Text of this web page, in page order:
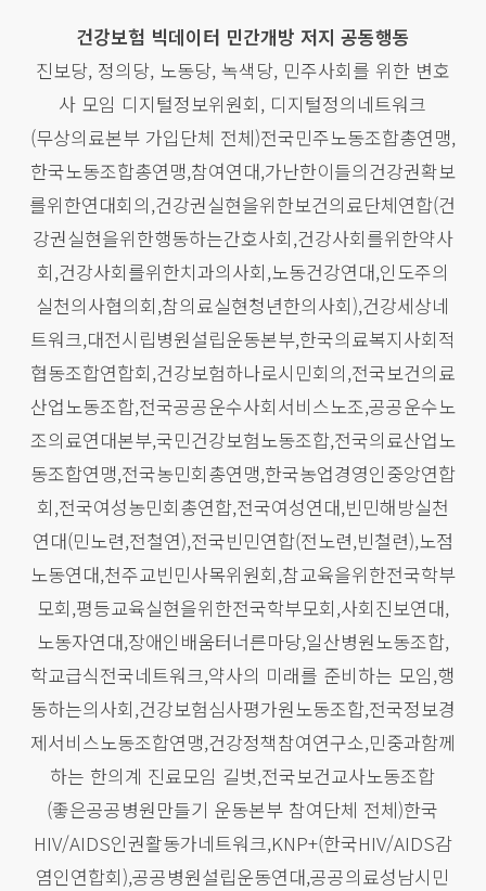
건강보험 빅데이터 민간개방 저지 공동행동
진보당, 정의당, 노동당, 녹색당, 민주사회를 위한 변호
사 모임 디지털정보위원회, 디지털정의네트워크
(무상의료본부 가입단체 전체)전국민주노동조합총연맹,
한국노동조합총연맹,참여연대,가난한이들의건강권확보
를위한연대회의,건강권실현을위한보건의료단체연합(건
강권실현을위한행동하는간호사회,건강사회를위한약사
회,건강사회를위한치과의사회,노동건강연대,인도주의
실천의사협의회,참의료실현청년한의사회),건강세상네
트워크,대전시립병원설립운동본부,한국의료복지사회적
협동조합연합회,건강보험하나로시민회의,전국보건의료
산업노동조합,전국공공운수사회서비스노조,공공운수노
조의료연대본부,국민건강보험노동조합,전국의료산업노
동조합연맹,전국농민회총연맹,한국농업경영인중앙연합
회,전국여성농민회총연합,전국여성연대,빈민해방실천
연대(민노련,전철연),전국빈민연합(전노련,빈철련),노점
노동연대,천주교빈민사목위원회,참교육을위한전국학부
모회,평등교육실현을위한전국학부모회,사회진보연대,
노동자연대,장애인배움터너른마당,일산병원노동조합,
학교급식전국네트워크,약사의 미래를 준비하는 모임,행
동하는의사회,건강보험심사평가원노동조합,전국정보경
제서비스노동조합연맹,건강정책참여연구소,민중과함께
하는 한의계 진료모임 길벗,전국보건교사노동조합
(좋은공공병원만들기 운동본부 참여단체 전체)한국
HIV/AIDS인권활동가네트워크,KNP+(한국HIV/AIDS감
염인연합회),공공병원설립운동연대,공공의료성남시민